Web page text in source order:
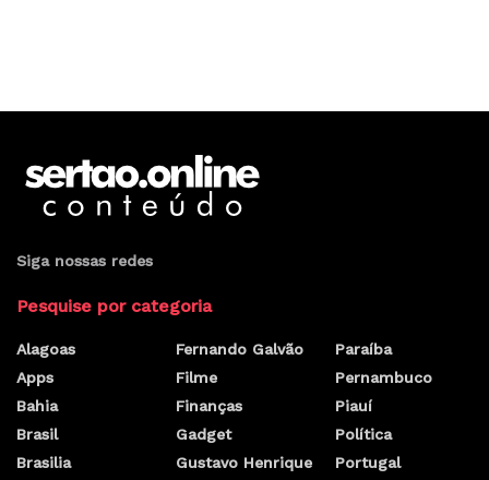
Siga nossas redes
Pesquise por categoria
Alagoas
Apps
Bahia
Brasil
Brasilia
Fernando Galvão
Filme
Finanças
Gadget
Gustavo Henrique
Paraíba
Pernambuco
Piauí
Política
Portugal